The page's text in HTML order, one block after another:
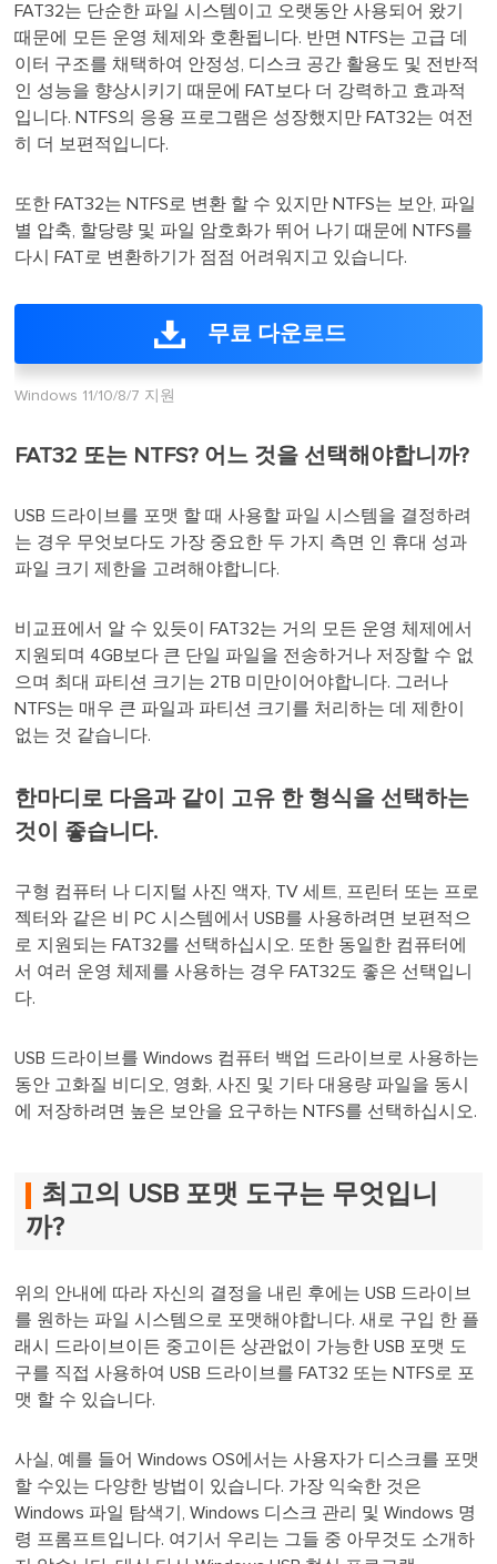
FAT32는 단순한 파일 시스템이고 오랫동안 사용되어 왔기
때문에 모든 운영 체제와 호환됩니다. 반면 NTFS는 고급 데
이터 구조를 채택하여 안정성, 디스크 공간 활용도 및 전반적
인 성능을 향상시키기 때문에 FAT보다 더 강력하고 효과적
입니다. NTFS의 응용 프로그램은 성장했지만 FAT32는 여전
히 더 보편적입니다.
또한 FAT32는 NTFS로 변환 할 수 있지만 NTFS는 보안, 파일
별 압축, 할당량 및 파일 암호화가 뛰어 나기 때문에 NTFS를
다시 FAT로 변환하기가 점점 어려워지고 있습니다.
무료 다운로드
Windows 11/10/8/7 지원
FAT32 또는 NTFS? 어느 것을 선택해야합니까?
USB 드라이브를 포맷 할 때 사용할 파일 시스템을 결정하려
는 경우 무엇보다도 가장 중요한 두 가지 측면 인 휴대 성과
파일 크기 제한을 고려해야합니다.
비교표에서 알 수 있듯이 FAT32는 거의 모든 운영 체제에서
지원되며 4GB보다 큰 단일 파일을 전송하거나 저장할 수 없
으며 최대 파티션 크기는 2TB 미만이어야합니다. 그러나
NTFS는 매우 큰 파일과 파티션 크기를 처리하는 데 제한이
없는 것 같습니다.
한마디로 다음과 같이 고유 한 형식을 선택하는
것이 좋습니다.
구형 컴퓨터 나 디지털 사진 액자, TV 세트, 프린터 또는 프로
젝터와 같은 비 PC 시스템에서 USB를 사용하려면 보편적으
로 지원되는 FAT32를 선택하십시오. 또한 동일한 컴퓨터에
서 여러 운영 체제를 사용하는 경우 FAT32도 좋은 선택입니
다.
USB 드라이브를 Windows 컴퓨터 백업 드라이브로 사용하는
동안 고화질 비디오, 영화, 사진 및 기타 대용량 파일을 동시
에 저장하려면 높은 보안을 요구하는 NTFS를 선택하십시오.
최고의 USB 포맷 도구는 무엇입니
까?
위의 안내에 따라 자신의 결정을 내린 후에는 USB 드라이브
를 원하는 파일 시스템으로 포맷해야합니다. 새로 구입 한 플
래시 드라이브이든 중고이든 상관없이 가능한 USB 포맷 도
구를 직접 사용하여 USB 드라이브를 FAT32 또는 NTFS로 포
맷 할 수 있습니다.
사실, 예를 들어 Windows OS에서는 사용자가 디스크를 포맷
할 수있는 다양한 방법이 있습니다. 가장 익숙한 것은
Windows 파일 탐색기, Windows 디스크 관리 및 Windows 명
령 프롬프트입니다. 여기서 우리는 그들 중 아무것도 소개하